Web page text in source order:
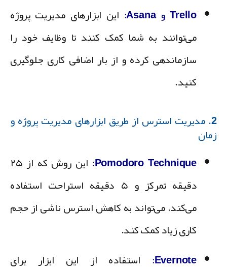
Trelloو Asana
:این ابزارهای مدیریت پروژه
می‌توانند به شما کمک کنند تا وظایف خود را
سازماندهی کرده و از بار اضافی کاری جلوگیری
کنید.
2. مدیریت استرس از طریق ابزارهای مدیریت پروژه و
Pomodoro Technique:
این روش که از ۲۵
دقیقه تمرکز و ۵ دقیقه استراحت استفاده
می‌کند، می‌تواند به کاهش استرس ناشی از حجم
کاری زیاد کمک کند.
Evernote
:استفاده از این ابزار برای